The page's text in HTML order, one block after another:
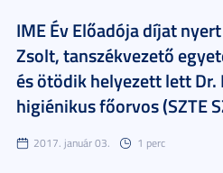
IME Év Előadója díjat
Zsolt, tanszékvezető
és ötödik helyezett lett Dr.
higiénikus főorvos (SZTE
2017. január 03. 1 perc